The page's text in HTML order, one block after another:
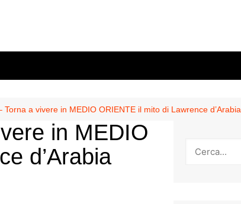
Torna a vivere in MEDIO ORIENTE il mito di Lawrence d’Arabia
in MEDIO
d’Arabia